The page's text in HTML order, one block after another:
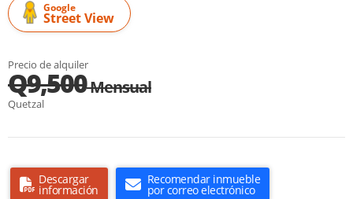
Google
Street View
Precio de alquiler
Q9,500Mensual
Quetzal
Descargar
información
Recomendar inmueble
por correo electrónico